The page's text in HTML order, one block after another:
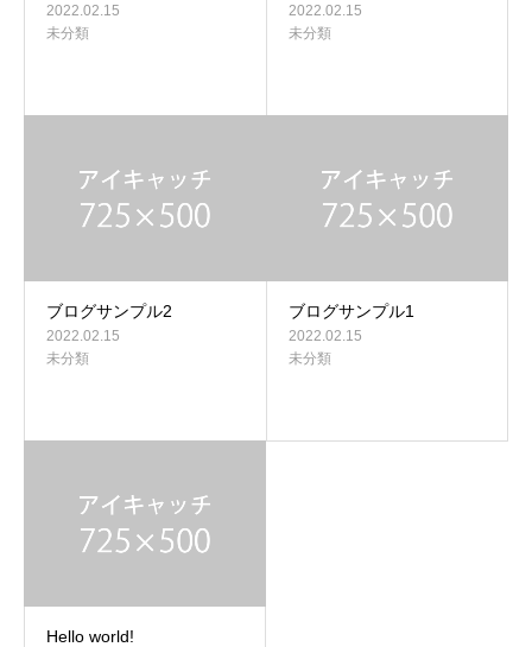
2022.02.15
未分類
2022.02.15
未分類
ブログサンプル2
2022.02.15
未分類
ブログサンプル1
2022.02.15
未分類
Hello world!